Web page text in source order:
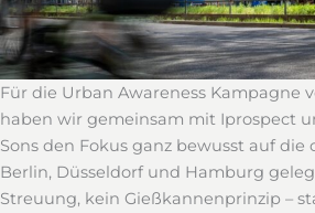
Für die Urban Awareness Kampagne
haben wir gemeinsam mit Iprospect
Sons den Fokus ganz bewusst auf die
Berlin, Düsseldorf und Hamburg
Streuung, kein Gießkannenprinzip –